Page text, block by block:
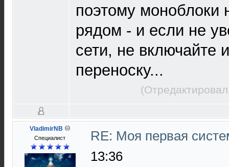
поэтому моноблоки
рядом - и если не
сети, не включайте
переноску...
VladimirNB
Специалист
RE: Моя первая
13:36